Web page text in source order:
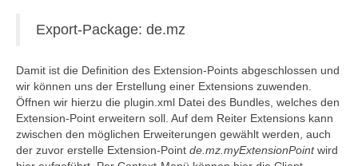
Export-Package: de.mz
Damit ist die Definition des Extension-Points abgeschlossen und
wir können uns der Erstellung einer Extensions zuwenden.
Öffnen wir hierzu die plugin.xml Datei des Bundles, welches den
Extension-Point erweitern soll. Auf dem Reiter Extensions kann
zwischen den möglichen Erweiterungen gewählt werden, auch
der zuvor erstelle Extension-Point de.mz.myExtensionPointwird